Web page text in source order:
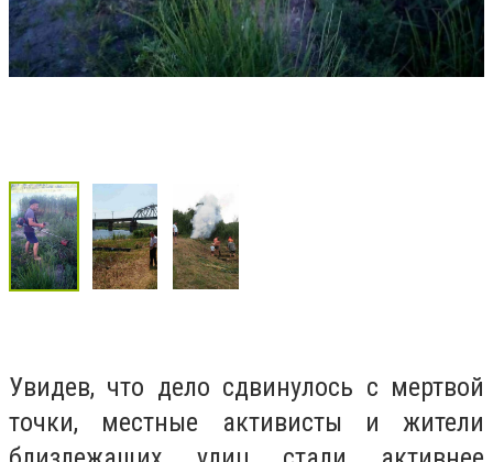
Увидев, что дело сдвинулось с мертвой
точки, местные активисты и жители